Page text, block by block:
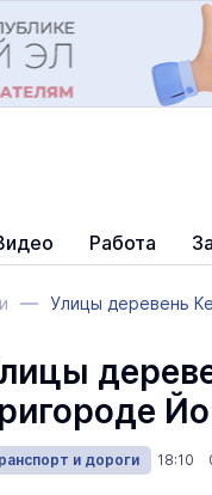
Работа
Улицы деревень
и дороги 18:10